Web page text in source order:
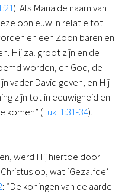
). Als Maria de naam van
opnieuw in relatie tot
en een Zoon baren en
Hij zal groot zijn en de
worden, en God, de
vader David geven, en Hij
zijn tot in eeuwigheid en
komen” (Luk. 1:31-34).
werd Hij hiertoe door
op, wat ‘Gezalfde’
: “De koningen van de aarde